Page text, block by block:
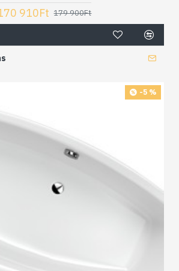
910Ft 179 900Ft
-5 %